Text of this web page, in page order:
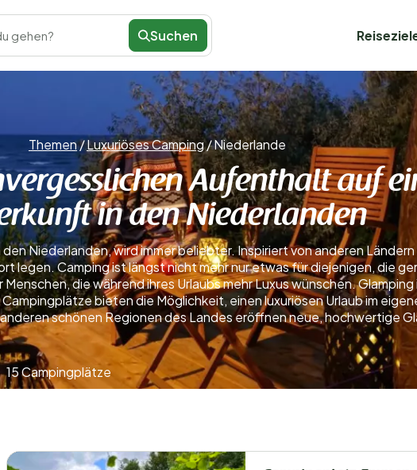
gehen? Suchen
Themen/Luxuriöses Camping/Niederlande
Aufenthalt auf
in den Niederlanden
den Niederlanden, wird immer beliebter. Inspiriert von anderen
legen. Camping ist längst nicht mehr nur etwas für diejenigen, die
die während ihres Urlaubs mehr Luxus wünschen.
bieten die Möglichkeit, einen luxuriösen Urlaub im
schönen Regionen des Landes eröffnen neue, hochwertige
15 Campingplätze